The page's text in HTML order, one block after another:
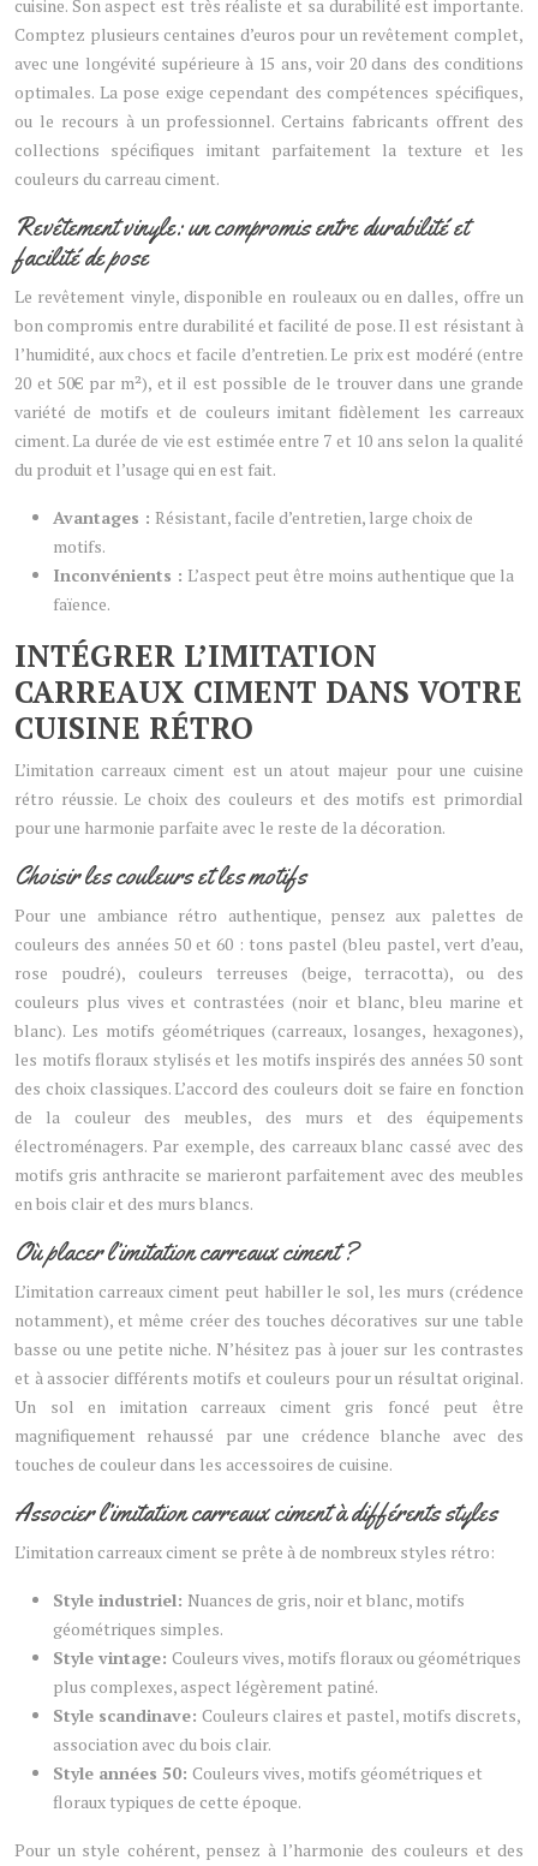
cuisine. Son aspect est très réaliste et sa durabilité est importante.
Comptez plusieurs centaines d’euros pour un revêtement complet,
avec une longévité supérieure à 15 ans, voir 20 dans des conditions
optimales. La pose exige cependant des compétences spécifiques,
ou le recours à un professionnel. Certains fabricants offrent des
collections spécifiques imitant parfaitement la texture et les
couleurs du carreau ciment.
Revêtement vinyle: un compromis entre durabilité et
facilité de pose
Le revêtement vinyle, disponible en rouleaux ou en dalles, offre un
bon compromis entre durabilité et facilité de pose. Il est résistant à
l’humidité, aux chocs et facile d’entretien. Le prix est modéré (entre
20 et 50€ par m²), et il est possible de le trouver dans une grande
variété de motifs et de couleurs imitant fidèlement les carreaux
ciment. La durée de vie est estimée entre 7 et 10 ans selon la qualité
du produit et l’usage qui en est fait.
Avantages : Résistant, facile d’entretien, large choix de
motifs.
Inconvénients : L’aspect peut être moins authentique que la
faïence.
INTÉGRER L’IMITATION
CARREAUX CIMENT DANS VOTRE
CUISINE RÉTRO
L’imitation carreaux ciment est un atout majeur pour une cuisine
rétro réussie. Le choix des couleurs et des motifs est primordial
pour une harmonie parfaite avec le reste de la décoration.
Choisir les couleurs et les motifs
Pour une ambiance rétro authentique, pensez aux palettes de
couleurs des années 50 et 60 : tons pastel (bleu pastel, vert d’eau,
rose poudré), couleurs terreuses (beige, terracotta), ou des
couleurs plus vives et contrastées (noir et blanc, bleu marine et
blanc). Les motifs géométriques (carreaux, losanges, hexagones),
les motifs floraux stylisés et les motifs inspirés des années 50 sont
des choix classiques. L’accord des couleurs doit se faire en fonction
de la couleur des meubles, des murs et des équipements
électroménagers. Par exemple, des carreaux blanc cassé avec des
motifs gris anthracite se marieront parfaitement avec des meubles
en bois clair et des murs blancs.
Où placer l’imitation carreaux ciment ?
L’imitation carreaux ciment peut habiller le sol, les murs (crédence
notamment), et même créer des touches décoratives sur une table
basse ou une petite niche. N’hésitez pas à jouer sur les contrastes
et à associer différents motifs et couleurs pour un résultat original.
Un sol en imitation carreaux ciment gris foncé peut être
magnifiquement rehaussé par une crédence blanche avec des
touches de couleur dans les accessoires de cuisine.
Associer l’imitation carreaux ciment à différents styles
L’imitation carreaux ciment se prête à de nombreux styles rétro:
Style industriel: Nuances de gris, noir et blanc, motifs
géométriques simples.
Style vintage: Couleurs vives, motifs floraux ou géométriques
plus complexes, aspect légèrement patiné.
Style scandinave: Couleurs claires et pastel, motifs discrets,
association avec du bois clair.
Style années 50: Couleurs vives, motifs géométriques et
floraux typiques de cette époque.
Pour un style cohérent, pensez à l’harmonie des couleurs et des